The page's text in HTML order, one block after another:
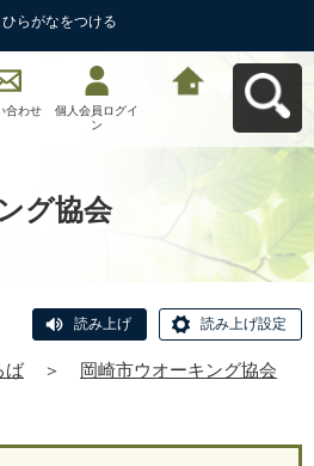
ひらがなをつける
合わせ
個人会員ログイ
ン
グ協会
読み上げ 読み上げ設定
ば ＞
岡崎市ウオーキング協会